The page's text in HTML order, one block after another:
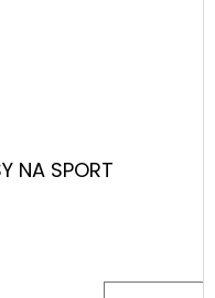
NA SPORT